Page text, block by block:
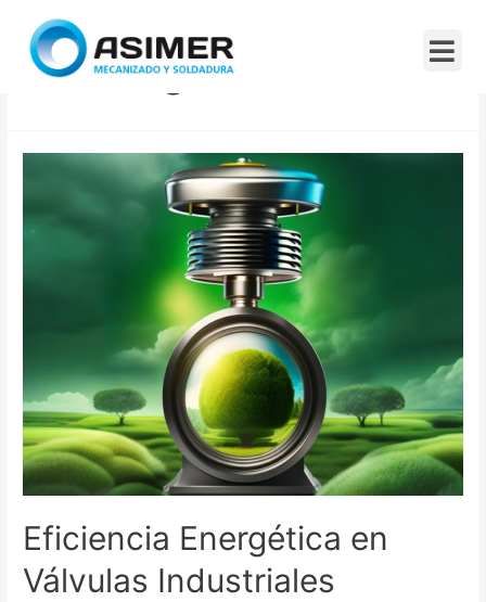
Mes:Agosto 2023
Eficiencia Energética en
Válvulas Industriales